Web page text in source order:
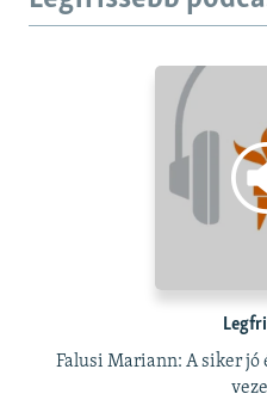
Falusi Mariann: A siker jó